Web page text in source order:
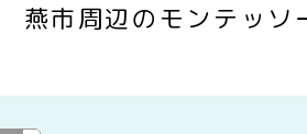
燕市周辺のモンテッソ